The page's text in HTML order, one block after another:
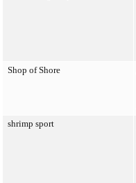
Shop of Shore
shrimp sport